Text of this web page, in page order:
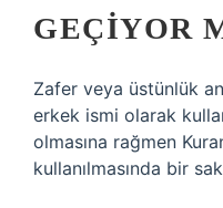
GEÇIYOR
Zafer veya üstünlük
erkek ismi olarak
olmasına rağmen
kullanılmasında bir